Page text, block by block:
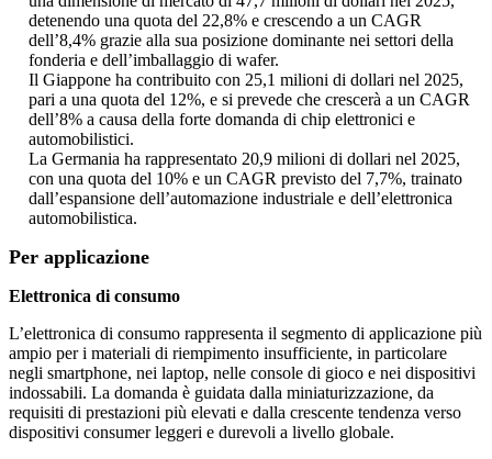
detenendo una quota del 22,8% e crescendo a un CAGR
dell’8,4% grazie alla sua posizione dominante nei settori della
fonderia e dell’imballaggio di wafer.
Il Giappone ha contribuito con 25,1 milioni di dollari nel 2025,
pari a una quota del 12%, e si prevede che crescerà a un CAGR
dell’8% a causa della forte domanda di chip elettronici e
automobilistici.
La Germania ha rappresentato 20,9 milioni di dollari nel 2025,
con una quota del 10% e un CAGR previsto del 7,7%, trainato
dall’espansione dell’automazione industriale e dell’elettronica
automobilistica.
Per applicazione
Elettronica di consumo
L’elettronica di consumo rappresenta il segmento di applicazione più
ampio per i materiali di riempimento insufficiente, in particolare
negli smartphone, nei laptop, nelle console di gioco e nei dispositivi
indossabili. La domanda è guidata dalla miniaturizzazione, da
requisiti di prestazioni più elevati e dalla crescente tendenza verso
dispositivi consumer leggeri e durevoli a livello globale.